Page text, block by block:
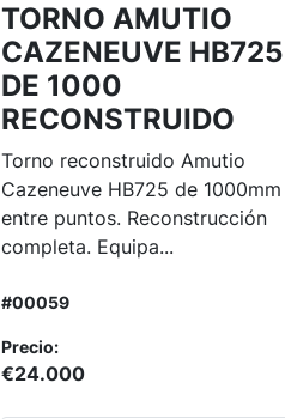
TORNO AMUTIO
CAZENEUVE HB725
DE 1000
RECONSTRUIDO
Torno reconstruido Amutio
Cazeneuve HB725 de 1000mm
entre puntos. Reconstrucción
completa. Equipa...
#00059
Precio:
€24.000